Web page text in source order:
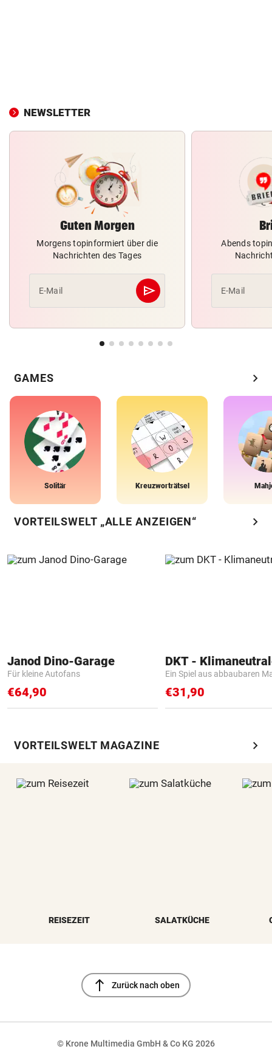
NEWSLETTER
Guten Morgen
Morgens topinformiert über die
Nachrichten des Tages
E-Mail send
Abschicken
Abends
E-Mail
GAMES chevron_right
Solitär Kreuzworträtsel
VORTEILSWELT „ALLE ANZEIGEN“ chevron_right
Janod Dino-Garage
Für kleine Autofans
€64,90
Ein Spiel aus abbaubaren
€31,90
VORTEILSWELT MAGAZINE chevron_right
REISEZEIT SALATKÜCHE
north Zurück nach oben
© Krone Multimedia GmbH & Co KG 2026